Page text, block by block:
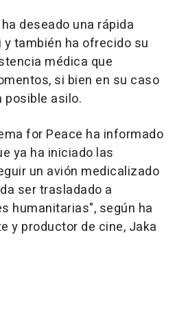
deseado una rápida
también ha ofrecido su
médica que
si bien en su caso
posible asilo.
for Peace ha informado
ya ha iniciado las
un avión medicalizado
ser trasladado a
humanitarias", según ha
y productor de cine, Jaka